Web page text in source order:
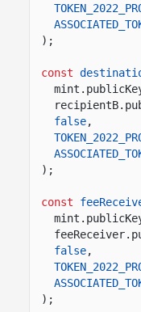
);
const
false,
);
const
false,
);